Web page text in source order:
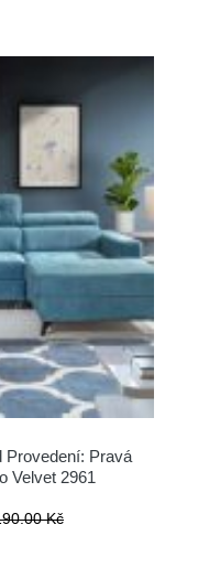
Provedení: Pravá
Velvet 2961
Kč